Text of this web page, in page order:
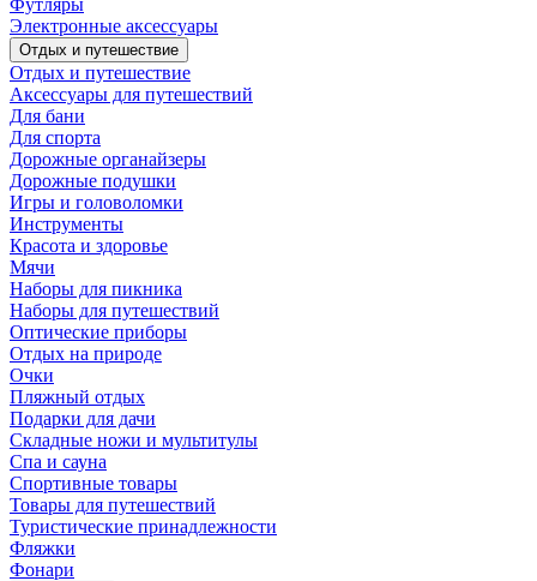
Электронные аксессуары
Отдых и путешествие
Отдых и путешествие
Аксессуары для путешествий
Для бани
Для спорта
Дорожные органайзеры
Дорожные подушки
Игры и головоломки
Инструменты
Красота и здоровье
Мячи
Наборы для пикника
Наборы для путешествий
Оптические приборы
Отдых на природе
Очки
Пляжный отдых
Подарки для дачи
Складные ножи и мультитулы
Спа и сауна
Спортивные товары
Товары для путешествий
Туристические принадлежности
Фляжки
Фонари